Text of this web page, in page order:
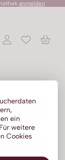
ein
weitere
Cookies
anmelden